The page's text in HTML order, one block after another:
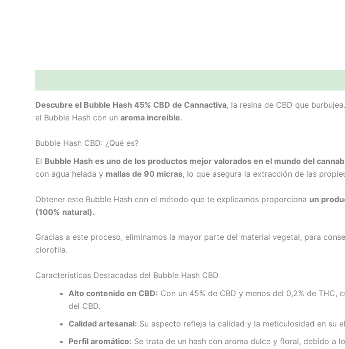
Descubre el Bubble Hash 45% CBD de Cannactiva, la resina de CBD que
el Bubble Hash con un aroma increíble.
Bubble Hash CBD: ¿Qué es?
El Bubble Hash es uno de los productos mejor valorados en el mundo del
con agua helada y mallas de 90 micras, lo que asegura la extracción de las
Obtener este Bubble Hash con el método que te explicamos proporciona un
(100% natural).
Gracias a este proceso, eliminamos la mayor parte del material vegetal, para
clorofila.
Características Destacadas del Bubble Hash CBD
Alto contenido en CBD: Con un 45% de CBD y menos del 0,2% de
del CBD.
Calidad artesanal: Su aspecto refleja la calidad y la meticulosidad en su
Perfil aromático: Se trata de un hash con aroma dulce y floral, debido a